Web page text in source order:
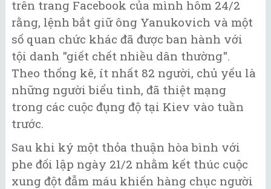
trên trang Facebook của mình hôm 24/2
rằng, lệnh bắt giữ ông Yanukovich và một
số quan chức khác đã được ban hành với
tội danh "giết chết nhiều dân thường".
Theo thống kê, ít nhất 82 người, chủ yếu là
những người biểu tình, đã thiệt mạng
trong các cuộc đụng độ tại Kiev vào tuần
trước.
Sau khi ký một thỏa thuận hòa bình với
phe đối lập ngày 21/2 nhằm kết thúc cuộc
xung đột đẫm máu khiến hàng chục người